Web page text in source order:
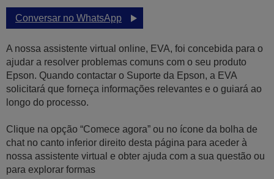
Conversar no WhatsApp
A nossa assistente virtual online, EVA, foi concebida para o
ajudar a resolver problemas comuns com o seu produto
Epson. Quando contactar o Suporte da Epson, a EVA
solicitará que forneça informações relevantes e o guiará ao
longo do processo.
Clique na opção “Comece agora” ou no ícone da bolha de
chat no canto inferior direito desta página para aceder à
nossa assistente virtual e obter ajuda com a sua questão ou
para explorar formas